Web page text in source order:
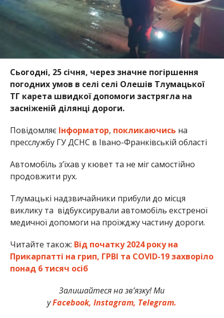
Сьогодні, 25 січня, через значне погіршення
погодних умов в селі селі Олешів Тлумацької
ТГ карета швидкої допомоги застрягла на
засніженій ділянці дороги.
Повідомляє Інформатор, покликаючись на
пресслужбу ГУ ДСНС в Івано-Франківській області
Автомобіль з’їхав у кювет та не міг самостійно
продовжити рух.
Тлумацькі надзвичайники прибули до місця
виклику та відбуксирували автомобіль екстреної
медичної допомоги на проїжджу частину дороги.
Читайте також: Від початку 2024 року на
Прикарпатті на грип, ГРВІ та COVID-19 захворіло
понад 6 тисяч осіб
Залишайтеся на зв’язку! Ми
уFacebook, Instagram, Telegram.